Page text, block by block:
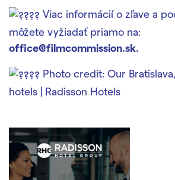
Viac informácií o zľave a
môžete vyžiadať priamo na:
office@filmcommission.sk.
Photo credit: Our
hotels | Radisson Hotels